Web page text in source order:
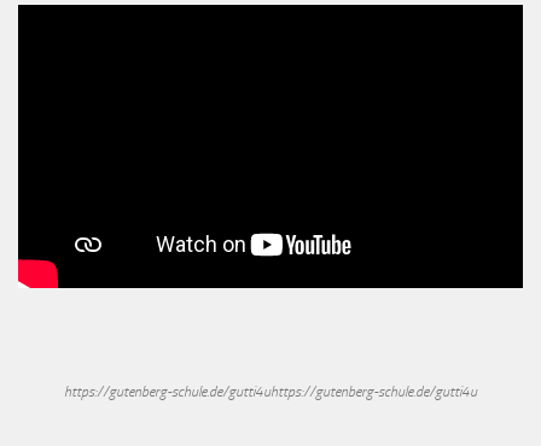
https://gutenberg-schule.de/gutti4uhttps://gutenberg-schule.de/gutti4u